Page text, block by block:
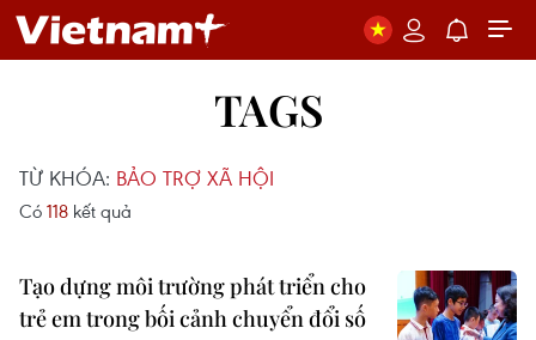
TAGS
TỪ KHÓA: BẢO TRỢ XÃ HỘI
Có 118 kết quả
Tạo dựng môi trường phát triển cho
trẻ em trong bối cảnh chuyển đổi số